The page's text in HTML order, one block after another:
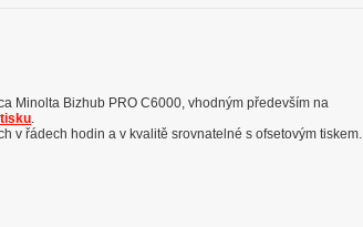
Minolta Bizhub PRO C6000, vhodným především na
.
v řádech hodin a v kvalitě srovnatelné s ofsetovým tiskem.